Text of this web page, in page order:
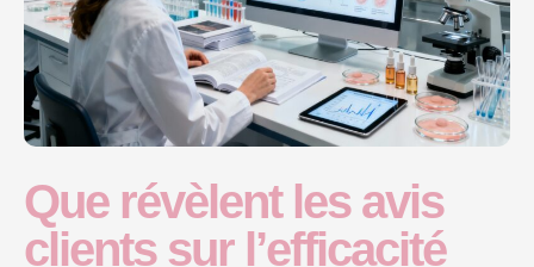
Que révèlent les avis
clients sur l’efficacité